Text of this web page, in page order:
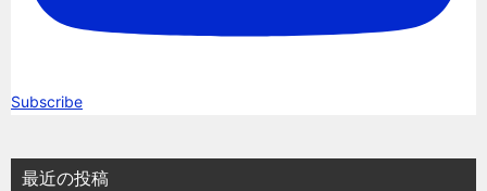
Subscribe
最近の投稿